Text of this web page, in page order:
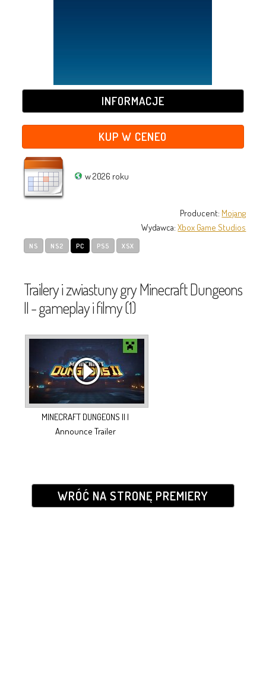
INFORMACJE
KUP W CENEO
w 2026 roku
Producent: Mojang
Wydawca:Xbox Game Studios
NS NS2 PC PS5 XSX
Trailery i zwiastuny gry Minecraft Dungeons
II - gameplay i filmy (1)
MINECRAFT DUNGEONS II |
Announce Trailer
WRÓĆ NA STRONĘ PREMIERY